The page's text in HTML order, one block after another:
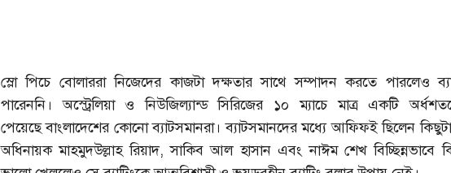
স্লো পিচে বোলাররা নিজেদের কাজটা দক্ষতার সাথে সম্পাদন করতে পারলেও
পারেননি। অস্ট্রেলিয়া ও নিউজিল্যান্ড সিরিজের ১০ ম্যাচে মাত্র একটি
পেয়েছে বাংলাদেশের কোনো ব্যাটসমানরা। ব্যাটসমানদের মধ্যে আফিফই ছিলেন
অধিনায়ক মাহমুদউল্লাহ রিয়াদ, সাকিব আল হাসান এবং নাঈম শেখ বিচ্ছিন্নভাবে